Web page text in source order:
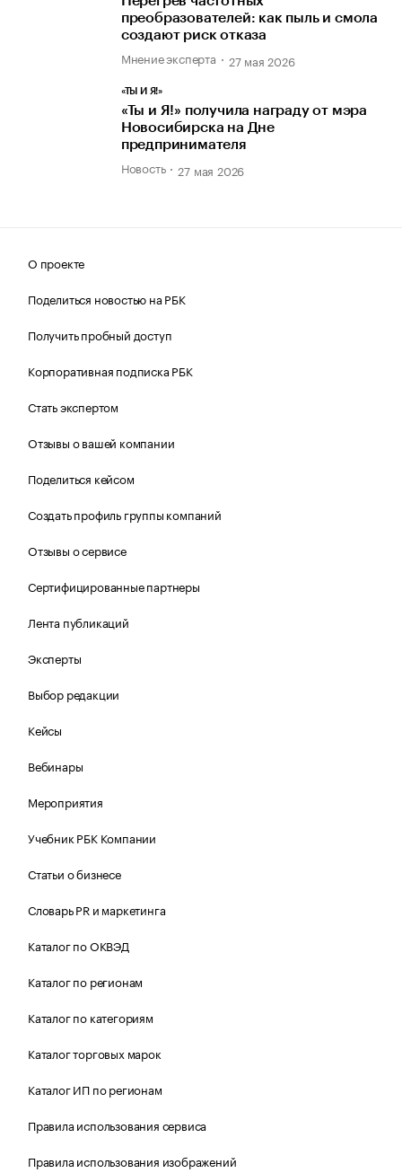
преобразователей: как пыль и смола
создают риск отказа
Мнение эксперта 27 мая 2026
«ТЫ И Я!»
«Ты и Я!» получила награду от мэра
Новосибирска на Дне
предпринимателя
Новость 27 мая 2026
О проекте
Поделиться новостью на РБК
Получить пробный доступ
Корпоративная подписка РБК
Стать экспертом
Отзывы о вашей компании
Поделиться кейсом
Создать профиль группы компаний
Отзывы о сервисе
Сертифицированные партнеры
Лента публикаций
Эксперты
Выбор редакции
Кейсы
Вебинары
Мероприятия
Учебник РБК Компании
Статьи о бизнесе
Словарь PR и маркетинга
Каталог по ОКВЭД
Каталог по регионам
Каталог по категориям
Каталог торговых марок
Каталог ИП по регионам
Правила использования сервиса
Правила использования изображений